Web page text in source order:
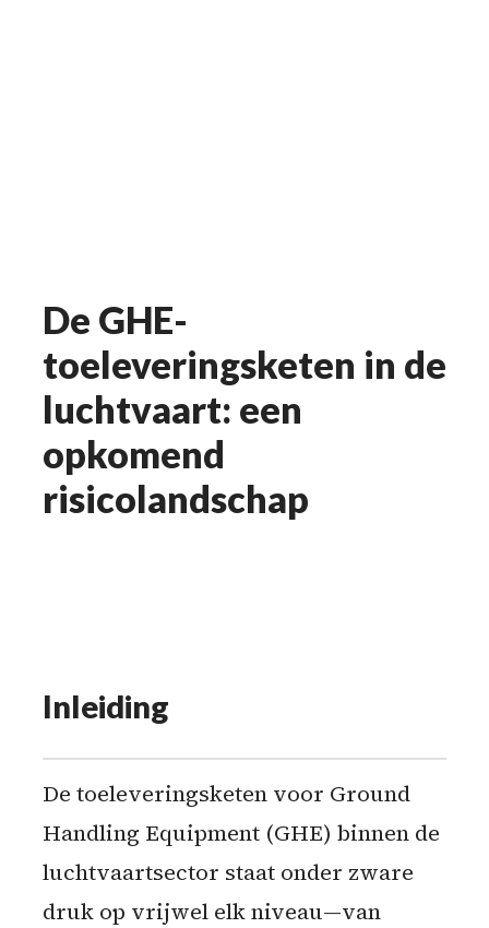
De GHE-
toeleveringsketen in de
luchtvaart: een
opkomend
risicolandschap
Inleiding
De toeleveringsketen voor Ground
Handling Equipment (GHE) binnen de
luchtvaartsector staat onder zware
druk op vrijwel elk niveau—van